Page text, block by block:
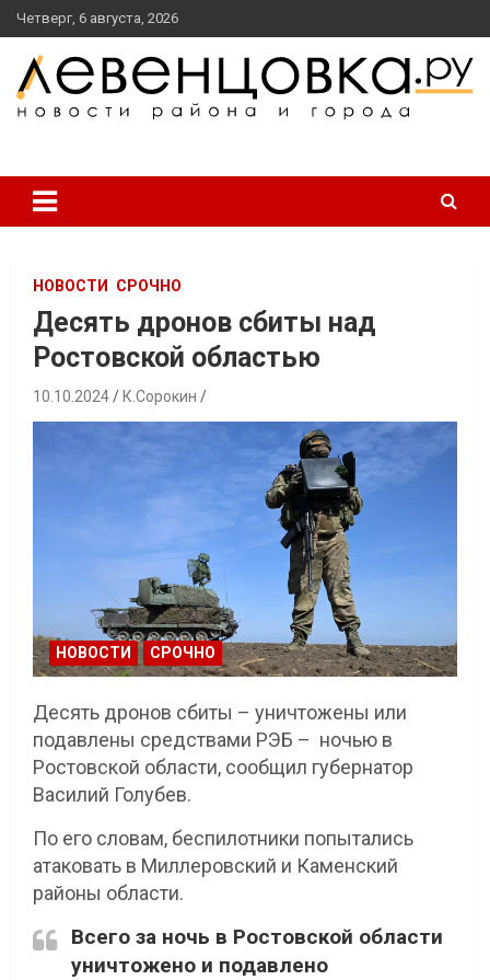
перейти
к
содержанию
Четверг, 6 августа, 2026
НОВОСТИ СРОЧНО
Десять дронов сбиты над
Ростовской областью
10.10.2024 К.Сорокин
НОВОСТИ СРОЧНО
Десять дронов сбиты – уничтожены или
подавлены средствами РЭБ – ночью в
Ростовской области, сообщил губернатор
Василий Голубев.
По его словам, беспилотники попытались
атаковать в Миллеровский и Каменский
районы области.
Всего за ночь в Ростовской области
уничтожено и подавлено